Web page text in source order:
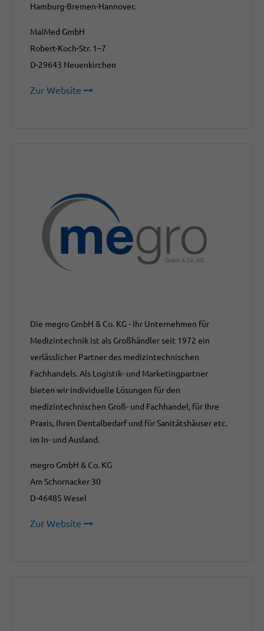
Hamburg-Bremen-Hannover.
MaiMed GmbH
Robert-Koch-Str. 1–7
D-29643 Neuenkirchen
Zur Website
Die megro GmbH & Co. KG - Ihr Unternehmen für
Medizintechnik ist als Großhändler seit 1972 ein
verlässlicher Partner des medizintechnischen
Fachhandels. Als Logistik- und Marketingpartner
bieten wir individuelle Lösungen für den
medizintechnischen Groß- und Fachhandel, für Ihre
Praxis, Ihren Dentalbedarf und für Sanitätshäuser etc.
im In- und Ausland.
megro GmbH & Co. KG
Am Schornacker 30
D-46485 Wesel
Zur Website